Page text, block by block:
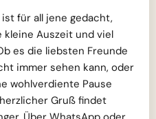
für all jene gedacht,
kleine Auszeit und viel
es die liebsten Freunde
immer sehen kann, oder
wohlverdiente Pause
Gruß findet